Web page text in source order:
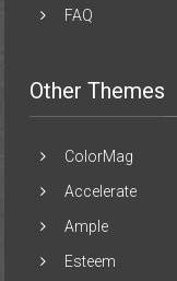
FAQ
Other Themes
ColorMag
Accelerate
Ample
Esteem